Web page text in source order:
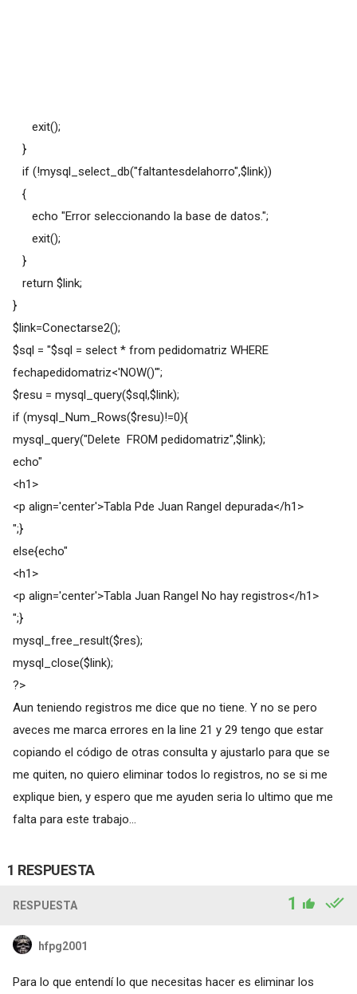
exit();
}
if (!mysql_select_db("faltantesdelahorro",$link))
{
echo "Error seleccionando la base de datos.";
exit();
}
return $link;
}
$link=Conectarse2();
$sql = "$sql = select * from pedidomatriz WHERE
fechapedidomatriz<'NOW()'";
$resu = mysql_query($sql,$link);
if (mysql_Num_Rows($resu)!=0){
mysql_query("Delete FROM pedidomatriz",$link);
echo"
<h1>
<p align='center'>Tabla Pde Juan Rangel depurada</h1>
";}
else{echo"
<h1>
<p align='center'>Tabla Juan Rangel No hay registros</h1>
";}
mysql_free_result($res);
mysql_close($link);
?>
Aun teniendo registros me dice que no tiene. Y no se pero
aveces me marca errores en la line 21 y 29 tengo que estar
copiando el código de otras consulta y ajustarlo para que se
me quiten, no quiero eliminar todos lo registros, no se si me
explique bien, y espero que me ayuden seria lo ultimo que me
falta para este trabajo...
1 RESPUESTA
RESPUESTA 1
hfpg2001
Para lo que entendí lo que necesitas hacer es eliminar los